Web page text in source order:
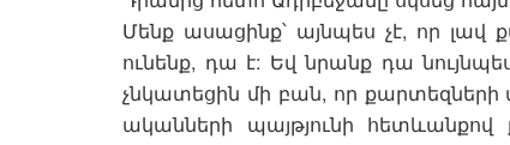
Մենք ասացինք՝ այնպես չէ, որ լավ
ունենք, դա է: Եվ նրանք դա
չնկատեցին մի բան, որ
ականների պայթյունի հետևանքով